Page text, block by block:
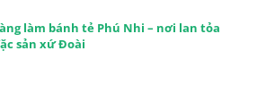
làm bánh tẻ Phú Nhi – nơi lan tỏa
sản xứ Đoài